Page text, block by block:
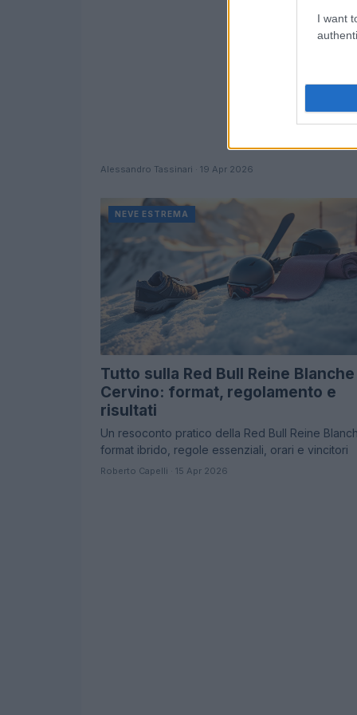
I want
Alessandro Tassinari · 19 Apr 2026
NEVE ESTREMA
Tutto sulla Red Bull Reine Blanche
Cervino: format, regolamento e
risultati
Un resoconto pratico della Red Bull Reine
format ibrido, regole essenziali, orari e vincitori
Roberto Capelli · 15 Apr 2026